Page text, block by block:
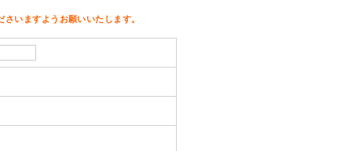
いますようお願いいたします。